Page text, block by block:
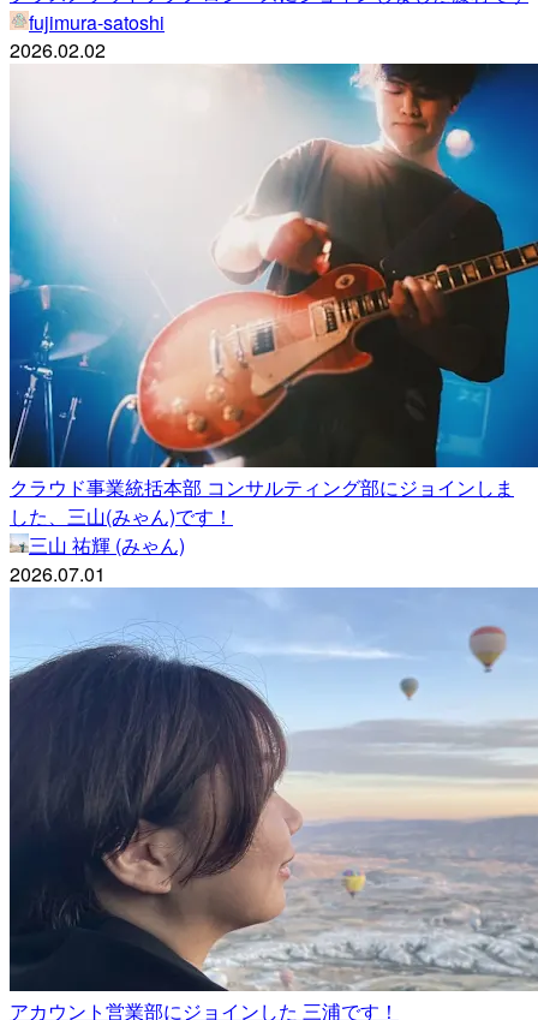
fujimura-satoshi
2026.02.02
クラウド事業統括本部 コンサルティング部にジョインしま
した、三山(みゃん)です！
三山 祐輝 (みゃん)
2026.07.01
アカウント営業部にジョインした 三浦です！